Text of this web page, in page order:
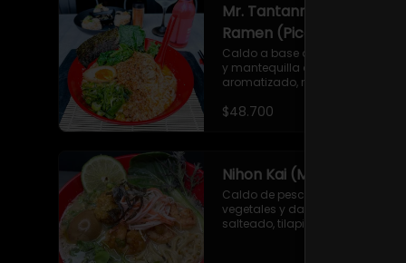
Mr. Tantanmen
Ramen (Picante)
Caldo a base de leche de soya
y mantequilla de maní, aceite
aromatizado, noodles
molida marinada en salsa
alga nori.
$48.700
Nihon Kai (Mar)
Caldo de pescado, camarón,
vegetales y dashi. Camarón
salteado, tilapia apanada,